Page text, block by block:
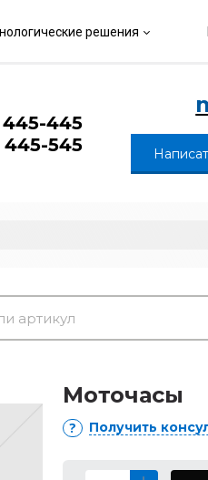
решения
445-445
445-545
Моточасы
Получить